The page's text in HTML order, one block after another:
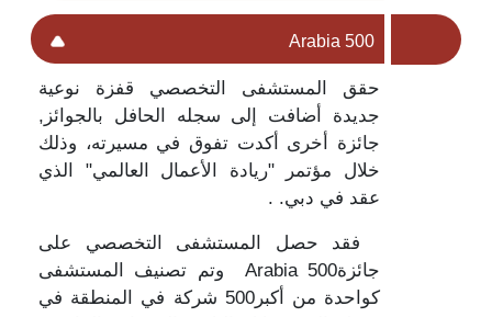
Arabia 500
حقق المستشفى التخصصي قفزة نوعية
جديدة أضافت إلى سجله الحافل بالجوائز,
جائزة أخرى أكدت تفوق في مسيرته، وذلك
خلال مؤتمر "ريادة الأعمال العالمي" الذي
عقد في دبي. .
فقد حصل المستشفى التخصصي على
جائزةArabia 500 وتم تصنيف المستشفى
كواحدة من أكبر500 شركة في المنطقة في